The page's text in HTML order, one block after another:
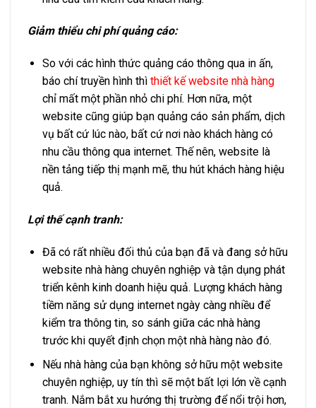
Giảm thiểu chi phí quảng cáo:
So với các hình thức quảng cáo thông qua in ấn,
báo chí truyền hình thì thiết kế website nhà hàng
chỉ mất một phần nhỏ chi phí. Hơn nữa, một
website cũng giúp bạn quảng cáo sản phẩm, dịch
vụ bất cứ lúc nào, bất cứ nơi nào khách hàng có
nhu cầu thông qua internet. Thế nên, website là
nền tảng tiếp thị mạnh mẽ, thu hút khách hàng hiệu
quả.
Lợi thế cạnh tranh:
Đã có rất nhiều đối thủ của bạn đã và đang sở hữu
website nhà hàng chuyên nghiệp và tận dụng phát
triển kênh kinh doanh hiệu quả. Lượng khách hàng
tiềm năng sử dụng internet ngày càng nhiều để
kiểm tra thông tin, so sánh giữa các nhà hàng
trước khi quyết định chọn một nhà hàng nào đó.
Nếu nhà hàng của bạn không sở hữu một website
chuyên nghiệp, uy tín thì sẽ một bất lợi lớn về cạnh
tranh. Nắm bắt xu hướng thị trường để nổi trội hơn,